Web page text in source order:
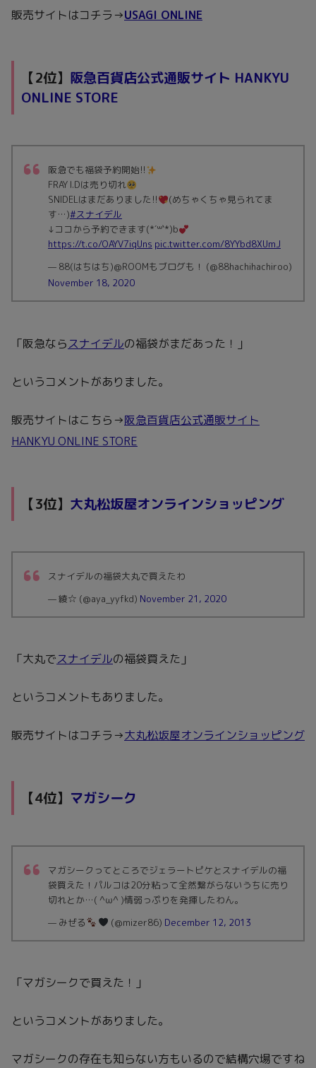
販売サイトはコチラ→USAGI ONLINE
【2位】 阪急百貨店公式通販サイト HANKYU
ONLINE STORE
阪急でも福袋予約開始!!
FRAY I.Dは売り切れ
SNIDELはまだありました!!
(めちゃくちゃ見られてま
す…)#スナイデル
↓ココから予約できます(*´꒳`*)b
https://t.co/OAYV7iqUns pic.twitter.com/8YYbd8XUmJ
— 88(はちはち)@ROOMもブログも！ (@88hachihachiroo)
November 18, 2020
「阪急ならスナイデルの福袋がまだあった！」
というコメントがありました。
販売サイトはこちら→阪急百貨店公式通販サイト
HANKYU ONLINE STORE
【3位】 大丸松坂屋オンラインショッピング
スナイデルの福袋大丸で買えたわ
— 綾☆ (@aya_yyfkd) November 21, 2020
「大丸でスナイデルの福袋買えた」
というコメントもありました。
販売サイトはコチラ→大丸松坂屋オンラインショッピング
【4位】 マガシーク
マガシークってところでジェラートピケとスナイデルの福
袋買えた！パルコは20分粘って全然繋がらないうちに売り
切れとか…( ^ω^ )情弱っぷりを発揮したわん。
— みぜる
(@mizer86) December 12, 2013
「マガシークで買えた！」
というコメントがありました。
マガシークの存在も知らない方もいるので結構穴場ですね